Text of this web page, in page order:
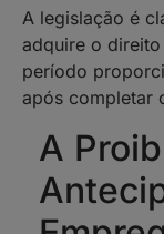
A legislação é
adquire o
período
após completar
A